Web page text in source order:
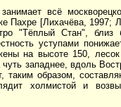
всё
Пахре [Лихачёва,
"Тёплый Стан", близ
уступами
на высоте 150,
западнее, вдоль
образом,
холмистой и